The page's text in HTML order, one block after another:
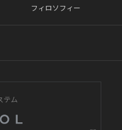
フィロソフィー
テム